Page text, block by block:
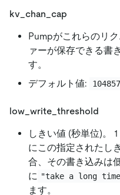
kv_chan_cap
Pumpがこれらのリ
ァーが保存できる書
す。
デフォルト値:
low_write_threshold
しきい値 (秒単位)。
にこの指定されたし
合、その書き込みは
に "take a long
ます。